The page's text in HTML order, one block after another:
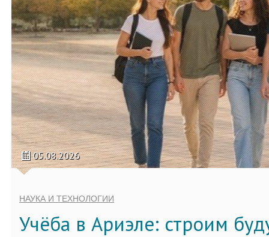
05.08.2026
НАУКА И ТЕХНОЛОГИИ
Учёба в Ариэле: строим